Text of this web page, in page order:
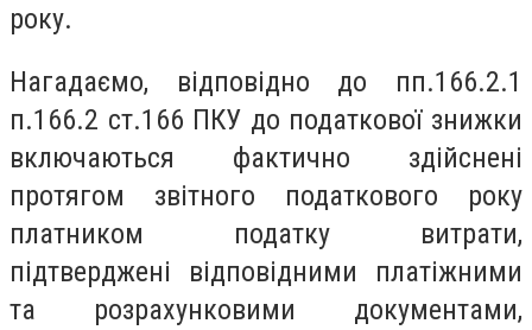
року.
Нагадаємо, відповідно до пп.166.2.1
п.166.2 ст.166 ПКУ до податкової знижки
включаються фактично здійснені
протягом звітного податкового року
платником податку витрати,
підтверджені відповідними платіжними
та розрахунковими документами,